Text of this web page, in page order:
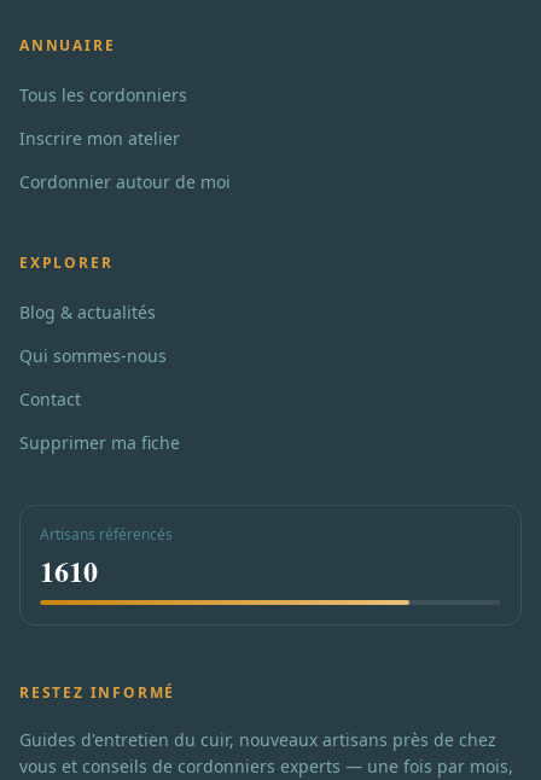
ANNUAIRE
Tous les cordonniers
Inscrire mon atelier
Cordonnier autour de moi
EXPLORER
Blog & actualités
Qui sommes-nous
Contact
Supprimer ma fiche
Artisans référencés
1610
RESTEZ INFORMÉ
Guides d'entretien du cuir, nouveaux artisans près de chez
vous et conseils de cordonniers experts — une fois par mois,